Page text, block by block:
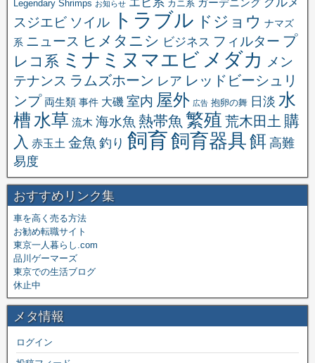
Legendary Shrimps お知らせ カニ系 ガーデニング
スジエビ ソイル トラブル ドジョウ ナマズ
系 ニュース ヒメタニシ ビジネス フィルター プ
レコ系 ミナミヌマエビ メダカ
メン
テナンス ラムズホーン レア レッドビーシュリ
ンプ 両生類 事件 大磯 室内 屋外 広告 抱卵の舞 日淡 水
槽 水草 流木 海水魚 熱帯魚 繁殖 荒木田土 購
入 赤玉土 金魚 釣り 飼育飼育器具餌 高難
易度
おすすめリンク集
車を高く売る方法
お勧め転職サイト
東京一人暮らし.com
品川ゲーマーズ
東京での生活ブログ
休止中
メタ情報
ログイン